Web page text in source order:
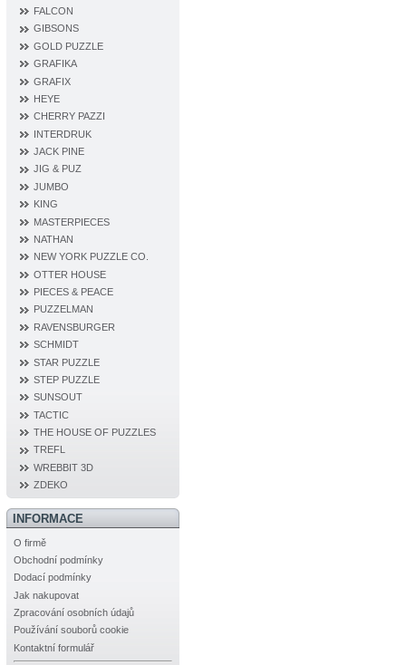
FALCON
GIBSONS
GOLD PUZZLE
GRAFIKA
GRAFIX
HEYE
CHERRY PAZZI
INTERDRUK
JACK PINE
JIG & PUZ
JUMBO
KING
MASTERPIECES
NATHAN
NEW YORK PUZZLE CO.
OTTER HOUSE
PIECES & PEACE
PUZZELMAN
RAVENSBURGER
SCHMIDT
STAR PUZZLE
STEP PUZZLE
SUNSOUT
TACTIC
THE HOUSE OF PUZZLES
TREFL
WREBBIT 3D
ZDEKO
INFORMACE
O firmě
Obchodní podmínky
Dodací podmínky
Jak nakupovat
Zpracování osobních údajů
Používání souborů cookie
Kontaktní formulář